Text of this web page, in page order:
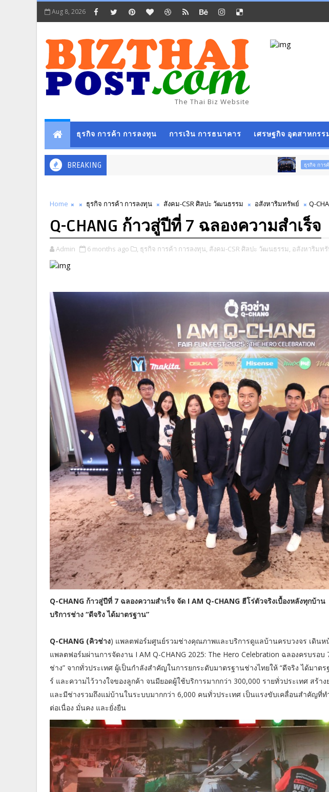
Aug 8, 2026
The Thai Biz Website
ธุรกิจ การค้า การลงทุน การเงิน การธนาคาร เศรษฐกิจ อุตสาหกรร
BREAKING ธุรกิจ การค้า การลงทุน พาณิ
Home ธุรกิจ การค้า การลงทุน สังคม-CSR ศิลปะ วัฒนธรรม อสังหาริมทรัพย์ Q-
Q-CHANG ก้าวสู่ปีที่ 7 ฉลองความสำเร็จ
Admin 6 months ago ​, ธุรกิจ การค้า การลงทุน, สังคม-CSR ศิลปะ วัฒนธรรม, อสังหาริมท
Q-CHANG ก้าวสู่ปีที่ 7 ฉลองความสำเร็จ จัด I AM Q-CHANG ฮีโร่ตัวจริงเบื้องหลังทุกบ้
บริการช่าง “ดีจริง ได้มาตรฐาน”
Q-CHANG (คิวช่าง) แพลตฟอร์มศูนย์รวมช่างคุณภาพและบริการดูแลบ้านครบวงจร เดินห
แพลตฟอร์มผ่านการจัดงาน I AM Q-CHANG 2025: The Hero Celebration ฉลองครบรอบ
ช่าง” จากทั่วประเทศ ผู้เป็นกำลังสำคัญในการยกระดับมาตรฐานช่างไทยให้ “ดีจริง ได้มาต
ร์ และความไว้วางใจของลูกค้า จนมียอดผู้ใช้บริการมากกว่า 300,000 รายทั่วประเทศ สร้า
และมีช่างรวมถึงแม่บ้านในระบบมากกว่า 6,000 คนทั่วประเทศ เป็นแรงขับเคลื่อนสำคัญที่
ต่อเนื่อง มั่นคง และยั่งยืน